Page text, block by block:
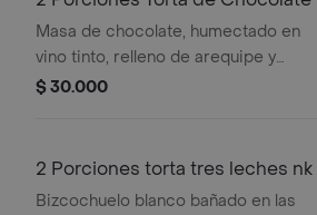
ser de forma triangular o rectangular.
Masa de chocolate, humectado en
vino tinto, relleno de arequipe y
nueces molidas, cubierta de crema
presentación puede ser de forma
$ 30.000
2 Porciones torta tres leches nk
Bizcochuelo blanco bañado en las